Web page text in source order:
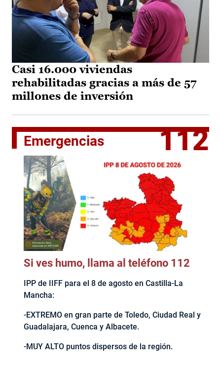
Casi 16.000 viviendas
rehabilitadas gracias a más de 57
millones de inversión
Emergencias 112
Si ves humo, llama al teléfono 112
IPP de IIFF para el 8 de agosto en Castilla-La
Mancha:
-EXTREMO en gran parte de Toledo, Ciudad Real y
Guadalajara, Cuenca y Albacete.
-MUY ALTO puntos dispersos de la región.